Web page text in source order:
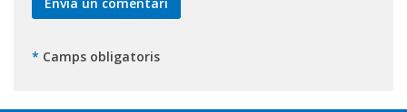
* Camps obligatoris